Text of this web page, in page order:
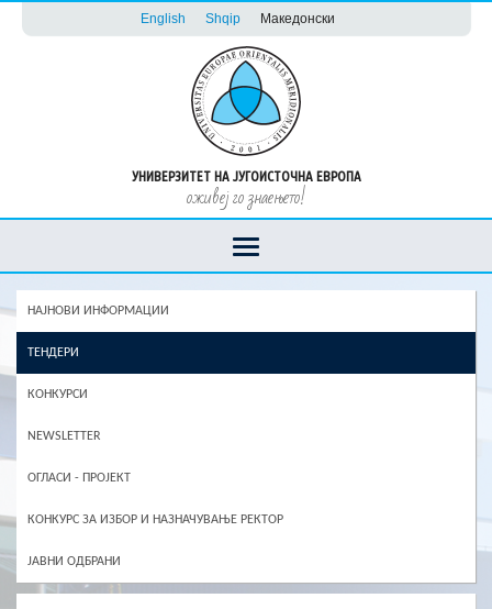
English Shqip Македонски
УНИВЕРЗИТЕТ НА ЈУГОИСТОЧНА ЕВРОПА
оживеј го знаењето!
НАЈНОВИ ИНФОРМАЦИИ
ТЕНДЕРИ
КОНКУРСИ
NEWSLETTER
ОГЛАСИ - ПРОЈЕКТ
КОНКУРС ЗА ИЗБОР И НАЗНАЧУВАЊЕ РЕКТОР
ЈАВНИ ОДБРАНИ